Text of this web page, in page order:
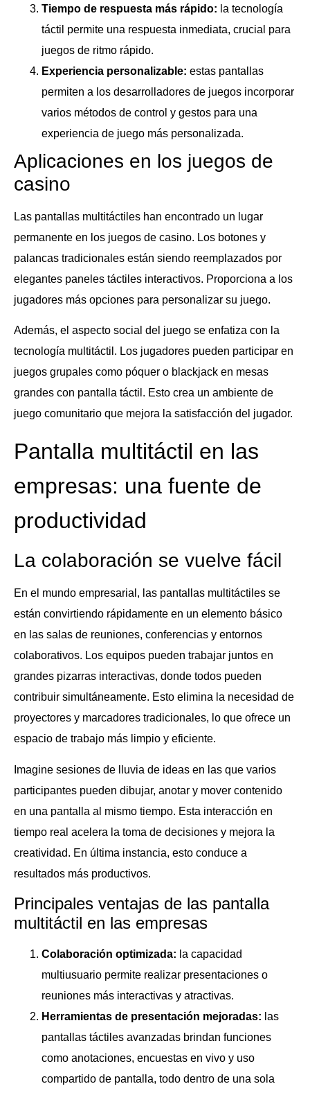
Tiempo de respuesta más rápido: la tecnología
táctil permite una respuesta inmediata, crucial para
juegos de ritmo rápido.
Experiencia personalizable: estas pantallas
permiten a los desarrolladores de juegos incorporar
varios métodos de control y gestos para una
experiencia de juego más personalizada.
Aplicaciones en los juegos de
casino
Las pantallas multitáctiles han encontrado un lugar
permanente en los juegos de casino. Los botones y
palancas tradicionales están siendo reemplazados por
elegantes paneles táctiles interactivos. Proporciona a los
jugadores más opciones para personalizar su juego.
Además, el aspecto social del juego se enfatiza con la
tecnología multitáctil. Los jugadores pueden participar en
juegos grupales como póquer o blackjack en mesas
grandes con pantalla táctil. Esto crea un ambiente de
juego comunitario que mejora la satisfacción del jugador.
Pantalla multitáctil en las
empresas: una fuente de
productividad
La colaboración se vuelve fácil
En el mundo empresarial, las pantallas multitáctiles se
están convirtiendo rápidamente en un elemento básico
en las salas de reuniones, conferencias y entornos
colaborativos. Los equipos pueden trabajar juntos en
grandes pizarras interactivas, donde todos pueden
contribuir simultáneamente. Esto elimina la necesidad de
proyectores y marcadores tradicionales, lo que ofrece un
espacio de trabajo más limpio y eficiente.
Imagine sesiones de lluvia de ideas en las que varios
participantes pueden dibujar, anotar y mover contenido
en una pantalla al mismo tiempo. Esta interacción en
tiempo real acelera la toma de decisiones y mejora la
creatividad. En última instancia, esto conduce a
resultados más productivos.
Principales ventajas de las pantalla
multitáctil en las empresas
Colaboración optimizada: la capacidad
multiusuario permite realizar presentaciones o
reuniones más interactivas y atractivas.
Herramientas de presentación mejoradas: las
pantallas táctiles avanzadas brindan funciones
como anotaciones, encuestas en vivo y uso
compartido de pantalla, todo dentro de una sola